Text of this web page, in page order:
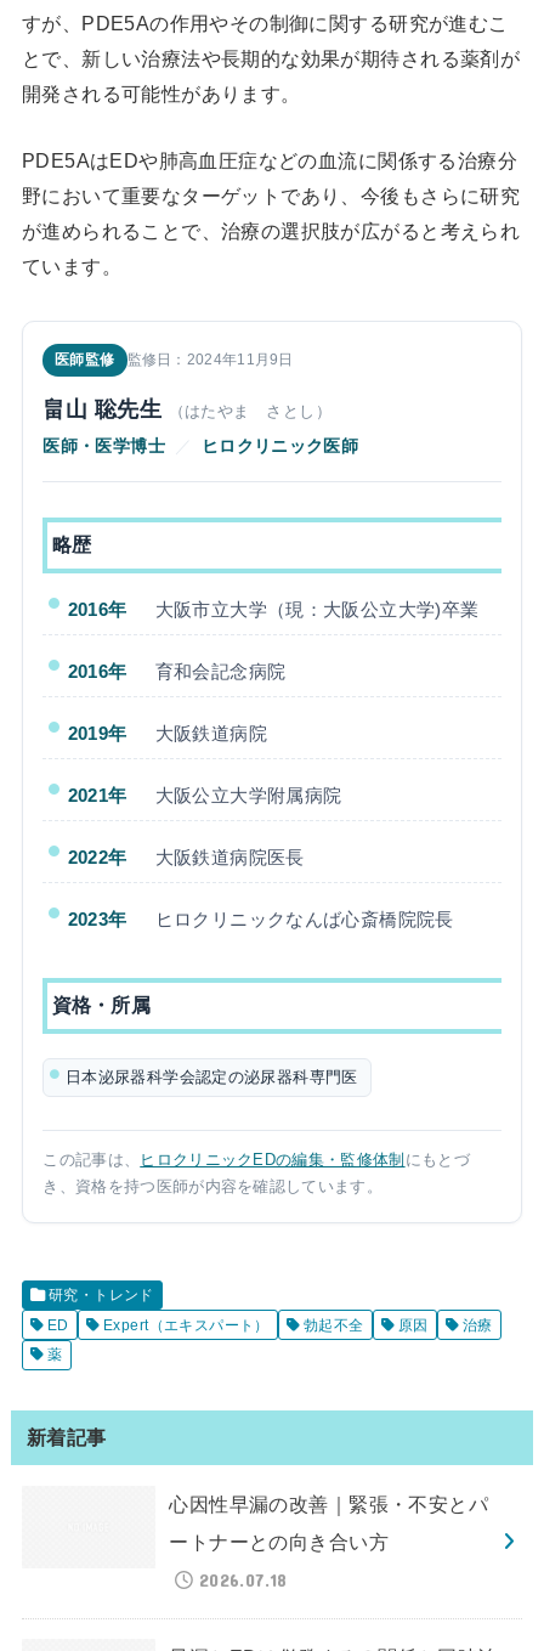
すが、PDE5Aの作用やその制御に関する研究が進むこ
とで、新しい治療法や長期的な効果が期待される薬剤が
開発される可能性があります。
PDE5AはEDや肺高血圧症などの血流に関係する治療分
野において重要なターゲットであり、今後もさらに研究
が進められることで、治療の選択肢が広がると考えられ
ています。
医師監修 監修日：2024年11月9日
畠山 聡先生 （はたやま さとし）
医師・医学博士 ／ ヒロクリニック医師
略歴
2016年 大阪市立大学（現：大阪公立大学)卒業
2016年 育和会記念病院
2019年 大阪鉄道病院
2021年 大阪公立大学附属病院
2022年 大阪鉄道病院医長
2023年 ヒロクリニックなんば心斎橋院院長
資格・所属
日本泌尿器科学会認定の泌尿器科専門医
この記事は、 ヒロクリニックEDの編集・監修体制 にもとづ
き、資格を持つ医師が内容を確認しています。
研究・トレンド
ED
Expert（エキスパート） 勃起不全 原因
治療
薬
新着記事
心因性早漏の改善｜緊張・不安とパ
ートナーとの向き合い方
2026.07.18